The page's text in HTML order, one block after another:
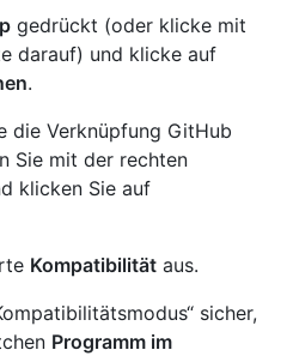
gedrückt (oder klicke mit
darauf) und klicke auf
.
die Verknüpfung GitHub
Sie mit der rechten
klicken Sie auf
Kompatibilität aus.
sicher,
Programm im